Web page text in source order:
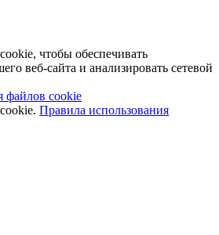
чтобы обеспечивать
веб-сайта и анализировать сетевой
файлов cookie
Правила использования